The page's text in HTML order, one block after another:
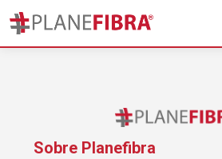
Sobre Planefibra